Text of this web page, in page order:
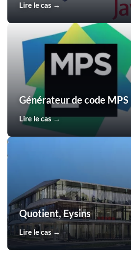
Lire le cas →
Générateur de code MPS
Lire le cas →
Quotient, Eysins
Lire le cas →